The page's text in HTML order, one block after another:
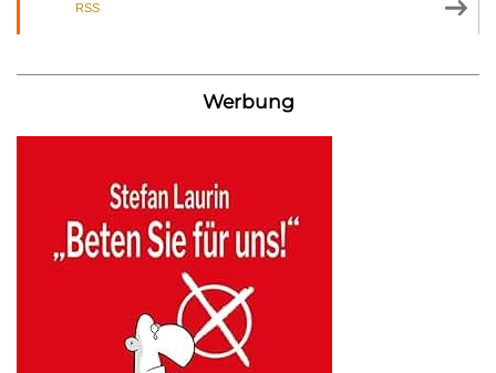
RSS
Werbung